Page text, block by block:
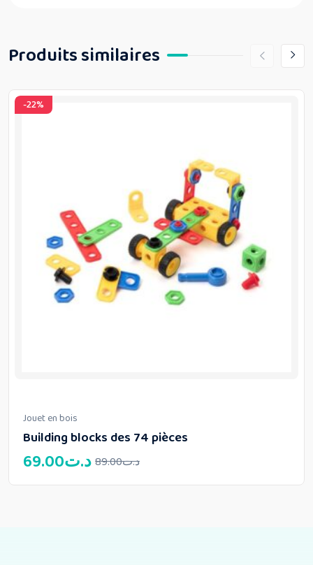
Produits similaires
-22%
Jouet en bois
Building blocks des 74 pièces
د.ت89.00
Le
prix
د.ت69.00
Le
prix